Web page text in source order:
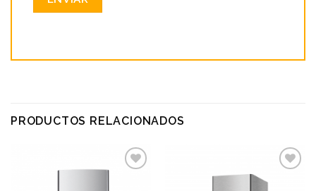
PRODUCTOS RELACIONADOS